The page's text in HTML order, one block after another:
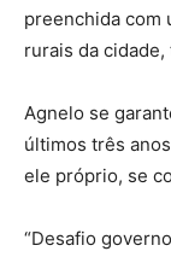
preenchida com
rurais da
Agnelo se
últimos três
ele próprio, se
“Desafio